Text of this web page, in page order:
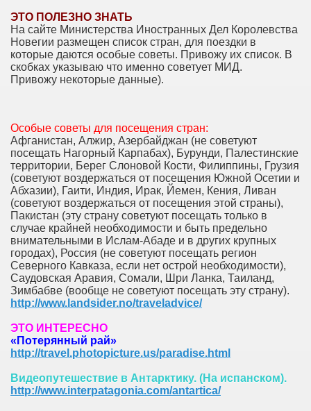
ЭТО ПОЛЕЗНО ЗНАТЬ
На сайте Министерства Иностранных Дел Королевства
Новегии размещен список стран, для поездки в
которые даются особые советы. Привожу их список. В
скобках указываю что именно советует МИД.
Привожу некоторые данные).
Особые советы для посещения стран:
Афганистан, Алжир, Азербайджан (не советуют
посещать Нагорный Карпабах), Бурунди, Палестинские
территории, Берег Слоновой Кости, Филиппины, Грузия
(советуют воздержаться от посещения Южной Осетии и
Абхазии), Гаити, Индия, Ирак, Йемен, Кения, Ливан
(советуют воздержаться от посещения этой страны),
Пакистан (эту страну советуют посещать только в
случае крайней необходимости и быть предельно
внимательными в Ислам-Абаде и в других крупных
городах), Россия (не советуют посещать регион
Северного Кавказа, если нет острой необходимости),
Саудовская Аравия, Сомали, Шри Ланка, Таиланд,
Зимбабве (вообще не советуют посещать эту страну).
http://www.landsider.no/traveladvice/
ЭТО ИНТЕРЕСНО
«Потерянный рай»
http://travel.photopicture.us/paradise.html
Видеопутешествие в Антарктику. (На испанском).
http://www.interpatagonia.com/antartica/